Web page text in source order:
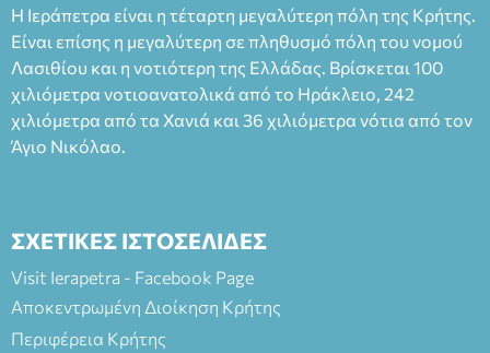
άνω των 65 Προπώληση: Βιβλιοπωλείο Πάπυρος (Πλατεία
Πλαστήρα), E&G Mini market (Δημοκρατίας 39 Ιεράπετρα)
και στο more.com Χώρος: 3ο Γυμνάσιο Ιεράπετρας
(Είσοδος ΕΠΑ.Λ.) Έναρξη 21:15 Οργάνωση: ΚΝΩΣΟΣ
ΘΕΑΤΡΙΚΕΣ ΠΑΡΑΓΩΓΕΣ ΕΕ
Η Ιεράπετρα είναι η τέταρτη μεγαλύτερη πόλη της Κρήτης.
Είναι επίσης η μεγαλύτερη σε πληθυσμό πόλη του νομού
Λασιθίου και η νοτιότερη της Ελλάδας. Βρίσκεται 100
χιλιόμετρα νοτιοανατολικά από το Ηράκλειο, 242
χιλιόμετρα από τα Χανιά και 36 χιλιόμετρα νότια από τον
Άγιο Νικόλαο.
ΣΧΕΤΙΚΕΣ ΙΣΤΟΣΕΛΙΔΕΣ
Visit Ierapetra - Facebook Page
Αποκεντρωμένη Διοίκηση Κρήτης
Περιφέρεια Κρήτης